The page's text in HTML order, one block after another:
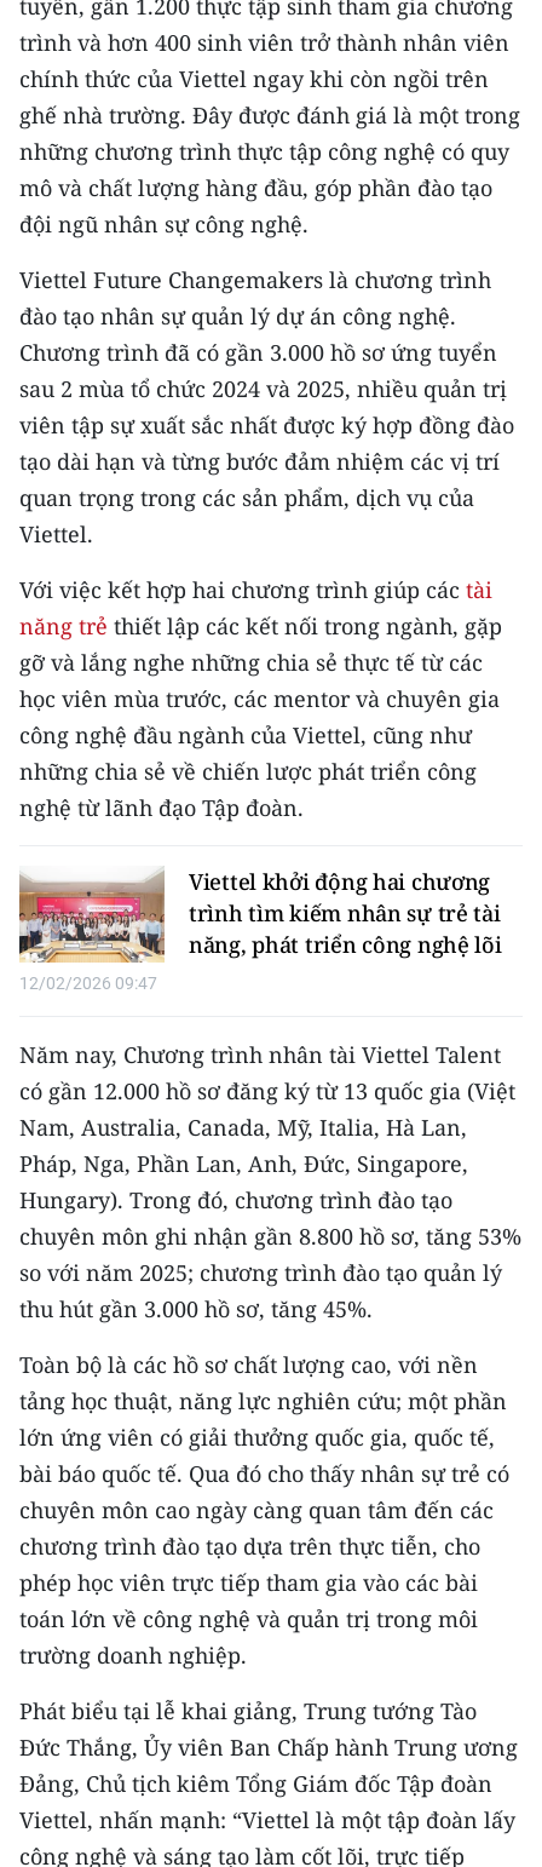
Media Chính trị
Media Kinh tế
Media Văn hóa
Media Xã hội
Media Du lịch
Media Thế giới
Media Thể thao
Media Giáo dục
Media Y tế
Media Môi trường
Ảnh
Infographic
TIN MỚI
TIN ĐỊA PHƯƠNG
Trung du và miền núi phía Bắc
Đồng bằng sông Hồng
Duyên hải Nam Trung Bộ và Tây
Nguyên
Đông Nam Bộ
Đồng bằng sông Cửu Long
Chuyên trang Hà Nội
Chuyên trang TP. Hồ Chí Minh
CHUYÊN ĐỀ
CÁC CHUYÊN TRANG
VỀ BÁO NHÂN DÂN
THỜI NAY
NHÂN DÂN CUỐI TUẦN
MUA BÁO
ĐỌC BÁO IN
tuyển, gần 1.200 thực tập sinh tham gia chương
trình và hơn 400 sinh viên trở thành nhân viên
chính thức của Viettel ngay khi còn ngồi trên
ghế nhà trường. Đây được đánh giá là một trong
những chương trình thực tập công nghệ có quy
mô và chất lượng hàng đầu, góp phần đào tạo
đội ngũ nhân sự công nghệ.
Viettel Future Changemakers là chương trình
đào tạo nhân sự quản lý dự án công nghệ.
Chương trình đã có gần 3.000 hồ sơ ứng tuyển
sau 2 mùa tổ chức 2024 và 2025, nhiều quản trị
viên tập sự xuất sắc nhất được ký hợp đồng đào
tạo dài hạn và từng bước đảm nhiệm các vị trí
quan trọng trong các sản phẩm, dịch vụ của
Viettel.
Với việc kết hợp hai chương trình giúp các tài
năng trẻ thiết lập các kết nối trong ngành, gặp
gỡ và lắng nghe những chia sẻ thực tế từ các
học viên mùa trước, các mentor và chuyên gia
công nghệ đầu ngành của Viettel, cũng như
những chia sẻ về chiến lược phát triển công
nghệ từ lãnh đạo Tập đoàn.
Viettel khởi động hai chương
trình tìm kiếm nhân sự trẻ tài
năng, phát triển công nghệ lõi
12/02/2026 09:47
Năm nay, Chương trình nhân tài Viettel Talent
có gần 12.000 hồ sơ đăng ký từ 13 quốc gia (Việt
Nam, Australia, Canada, Mỹ, Italia, Hà Lan,
Pháp, Nga, Phần Lan, Anh, Đức, Singapore,
Hungary). Trong đó, chương trình đào tạo
chuyên môn ghi nhận gần 8.800 hồ sơ, tăng 53%
so với năm 2025; chương trình đào tạo quản lý
thu hút gần 3.000 hồ sơ, tăng 45%.
Toàn bộ là các hồ sơ chất lượng cao, với nền
tảng học thuật, năng lực nghiên cứu; một phần
lớn ứng viên có giải thưởng quốc gia, quốc tế,
bài báo quốc tế. Qua đó cho thấy nhân sự trẻ có
chuyên môn cao ngày càng quan tâm đến các
chương trình đào tạo dựa trên thực tiễn, cho
phép học viên trực tiếp tham gia vào các bài
toán lớn về công nghệ và quản trị trong môi
trường doanh nghiệp.
Phát biểu tại lễ khai giảng, Trung tướng Tào
Đức Thắng, Ủy viên Ban Chấp hành Trung ương
Đảng, Chủ tịch kiêm Tổng Giám đốc Tập đoàn
Viettel, nhấn mạnh: “Viettel là một tập đoàn lấy
công nghệ và sáng tạo làm cốt lõi, trực tiếp